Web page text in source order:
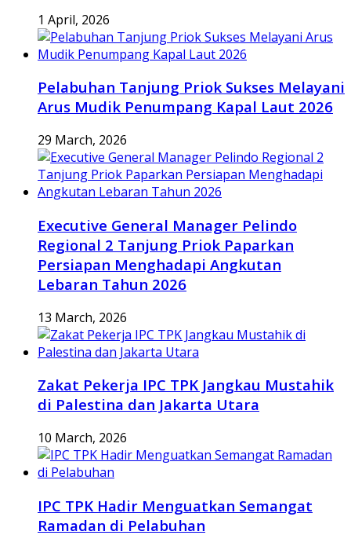
1 April, 2026
Pelabuhan Tanjung Priok Sukses Melayani
Arus Mudik Penumpang Kapal Laut 2026
29 March, 2026
Executive General Manager Pelindo
Regional 2 Tanjung Priok Paparkan
Persiapan Menghadapi Angkutan
Lebaran Tahun 2026
13 March, 2026
Zakat Pekerja IPC TPK Jangkau Mustahik
di Palestina dan Jakarta Utara
10 March, 2026
IPC TPK Hadir Menguatkan Semangat
Ramadan di Pelabuhan